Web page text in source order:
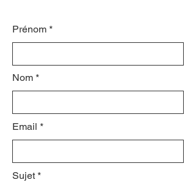
Prénom
Nom
Email
Sujet